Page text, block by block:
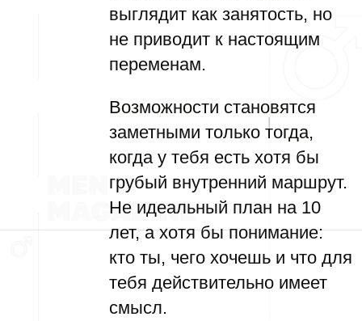
выглядит как занятость, но
не приводит к настоящим
переменам.
Возможности становятся
заметными только тогда,
когда у тебя есть хотя бы
грубый внутренний маршрут.
Не идеальный план на 10
лет, а хотя бы понимание:
кто ты, чего хочешь и что для
тебя действительно имеет
смысл.